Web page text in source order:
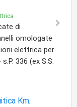
di
omologate
elettrica per
336 (ex S.S.
Km.